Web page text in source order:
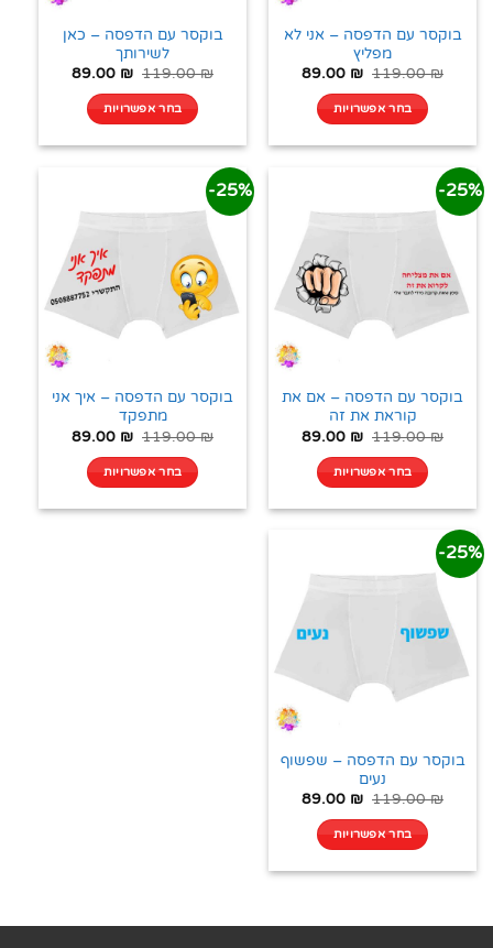
בוקסר עם הדפסה – אני לא
מפליץ
119.00₪
89.00 ₪
בחר אפשרויות
בוקסר עם הדפסה – כאן
לשירותך
119.00₪
89.00 ₪
בחר אפשרויות
25%-
בוקסר עם הדפסה – אם את
קוראת את זה
119.00₪
89.00 ₪
בחר אפשרויות
25%-
בוקסר עם הדפסה – איך אני
מתפקד
119.00₪
89.00 ₪
בחר אפשרויות
25%-
בוקסר עם הדפסה – שפשוף
נעים
119.00₪
89.00 ₪
בחר אפשרויות